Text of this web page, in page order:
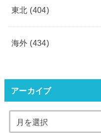
東北 (404)
海外 (434)
アーカイブ